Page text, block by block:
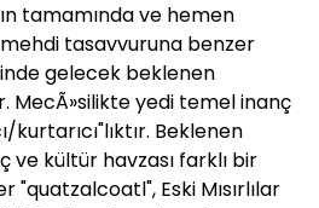
tamamında ve hemen
tasavvuruna benzer
gelecek beklenen
MecÃ»silikte yedi temel inanç
kurtarıcı"lıktır. Beklenen
ve kültür havzası farklı bir
Eski Mısırlılar